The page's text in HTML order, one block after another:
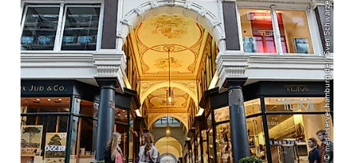
© mediaserver.hamburg.de / Sven Schwarze